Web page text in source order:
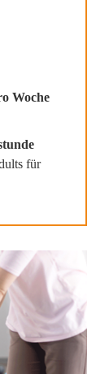
Woche
für